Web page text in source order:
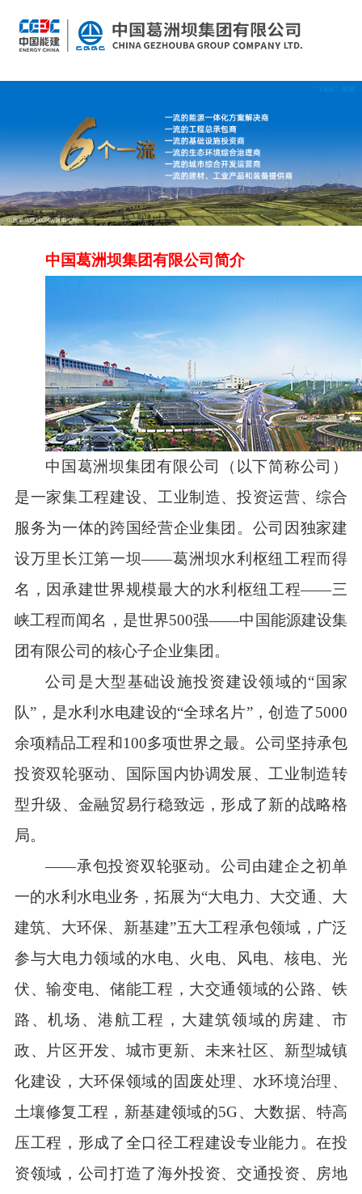
中国葛洲坝集团有限公司简介
中国葛洲坝集团有限公司（以下简称公司）
是一家集工程建设、工业制造、投资运营、综合
服务为一体的跨国经营企业集团。公司因独家建
设万里长江第一坝——葛洲坝水利枢纽工程而得
名，因承建世界规模最大的水利枢纽工程——三
峡工程而闻名，是世界500强——中国能源建设集
团有限公司的核心子企业集团。
公司是大型基础设施投资建设领域的“国家
队”，是水利水电建设的“全球名片”，创造了5000
余项精品工程和100多项世界之最。公司坚持承包
投资双轮驱动、国际国内协调发展、工业制造转
型升级、金融贸易行稳致远，形成了新的战略格
局。
——承包投资双轮驱动。公司由建企之初单
一的水利水电业务，拓展为“大电力、大交通、大
建筑、大环保、新基建”五大工程承包领域，广泛
参与大电力领域的水电、火电、风电、核电、光
伏、输变电、储能工程，大交通领域的公路、铁
路、机场、港航工程，大建筑领域的房建、市
政、片区开发、城市更新、未来社区、新型城镇
化建设，大环保领域的固废处理、水环境治理、
土壤修复工程，新基建领域的5G、大数据、特高
压工程，形成了全口径工程建设专业能力。在投
资领域，公司打造了海外投资、交通投资、房地